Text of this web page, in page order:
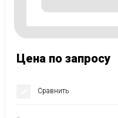
Цена по запросу
Сравнить